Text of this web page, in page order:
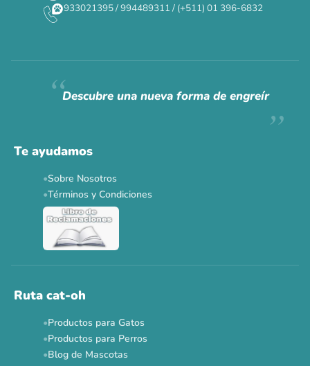
Siempre fuimosraros.
Ver todas las promos 🐾
933021395 / 994489311 / (+511) 01 396-6832
Descubre una nueva forma de engreír
Te ayudamos
Sobre Nosotros
Términos y Condiciones
Ruta cat-oh
Productos para Gatos
Productos para Perros
Blog de Mascotas